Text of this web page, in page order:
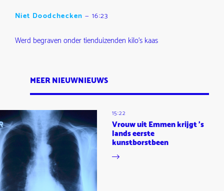
Niet Doodchecken — 16:23
Werd begraven onder tienduizenden kilo's kaas
MEER NIEUWNIEUWS
15:22
Vrouw uit Emmen krijgt 's
lands eerste
kunstborstbeen